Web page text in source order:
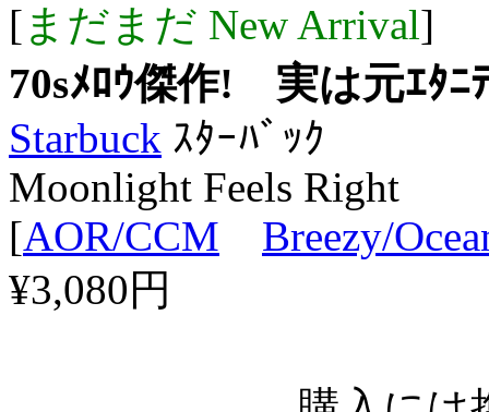
[まだまだ New Arrival]
70sﾒﾛｳ傑作! 実は元ｴﾀﾆ
Starbuck ｽﾀｰﾊﾞｯｸ
Moonlight Feels Right
[AOR/CCM
Breezy/
¥3,080円